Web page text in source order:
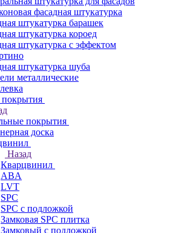
фасадная штукатурка
штукатурка барашек
штукатурка короед
штукатурка с эффектом
штукатурка шуба
металлические
покрытия
доска
Назад
Кварцвинил
ABA
LVT
SPC
SPC с подложкой
Замковая SPC плитка
Замковый с подложкой